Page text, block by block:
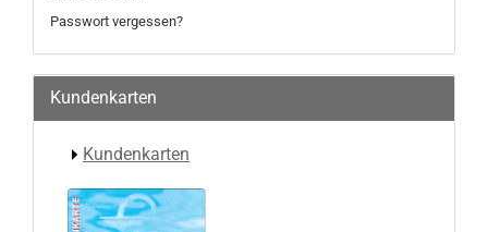
Passwort vergessen?
Kundenkarten
Kundenkarten